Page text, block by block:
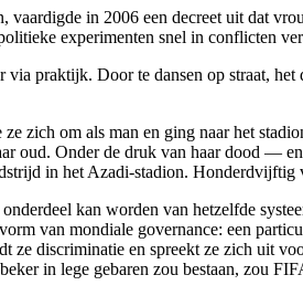
in 2006 een decreet uit dat
experimenten snel in conflicten
praktijk. Door te dansen op straat,
zich om als man en ging naar het
oud. Onder de druk van haar dood
in het Azadi-stadion.
kan worden van hetzelfde
van mondiale governance: een
ze discriminatie en spreekt ze zich uit
in lege gebaren zou bestaan, zou